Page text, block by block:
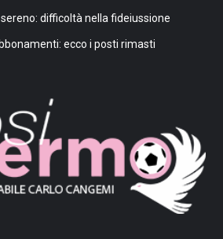
difficoltà nella fideiussione
ecco i posti rimasti